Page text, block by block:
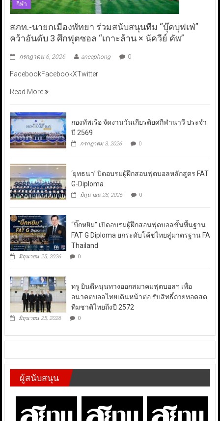
กีฬา
สภท.-นายกเมืองพัทยา ร่วมสนับสนุนทีม “บุ๊คบุฟเฟ่”
คว้าอันดับ 3 ศึกฟุตซอล “เกาะล้าน × นัควีย์ คัพ”
กรกฎาคม 6, 2026 aneaphong 0
FacebookFacebookXTwitter
Read More
กองทัพเรือ จัดงานวันเกียรติยศกีฬานาวี ประจำ
ปี 2569
กรกฎาคม 3, 2026 0
‘ยุทธนา’ ปิดอบรมผู้ฝึกสอนฟุตบอลหลักสูตร FAT
G-Diploma
มิถุนายน 28, 2026 0
“บิ๊กหยิม” เปิดอบรมผู้ฝึกสอนฟุตบอลขั้นพื้นฐาน
FAT G Diploma ยกระดับโค้ชไทยสู่มาตรฐาน FA
Thailand
มิถุนายน 25, 2026 0
ทรู ยินดีหนุนทางออกสมาคมฟุตบอลฯ เพื่อ
อนาคตบอลไทยเดินหน้าต่อ รับสิทธิ์ถ่ายทอดสด
ทีมชาติไทยถึงปี 2572
มิถุนายน 25, 2026 0
ผู้สนับสนุน